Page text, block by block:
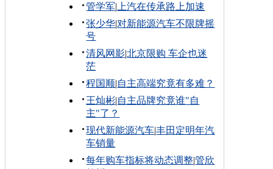
管学军| 上汽在传承路上加速
张少华|对新能源汽车不限牌摇
号
清风网影|北京限购 车企也迷
茫
程国顺|自主高端究竟有多难？
王灿彬|自主品牌究竟谁"自
主"了？
现代新能源汽车|丰田定明年汽
车销量
每年购车指标将动态调整|管欣